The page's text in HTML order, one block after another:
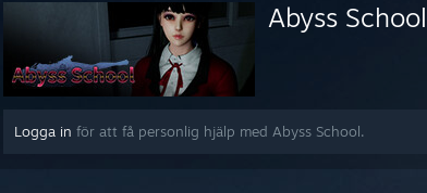
Abyss School
Logga in för att få personlig hjälp med Abyss School.